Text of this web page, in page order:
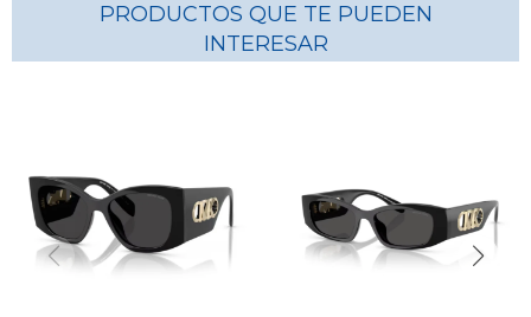
PRODUCTOS QUE TE PUEDEN
INTERESAR